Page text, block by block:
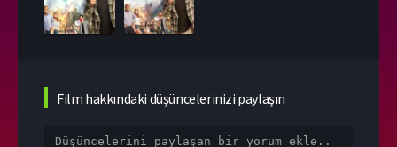
Film hakkındaki düşüncelerinizi paylaşın